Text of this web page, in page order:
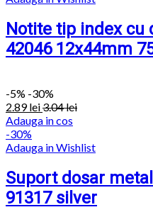
Notite tip index cu
42046 12x44mm
-5% -30%
2.89lei3.04lei
Adauga in cos
-30%
Adauga in Wishlist
Suport dosar
91317 silver